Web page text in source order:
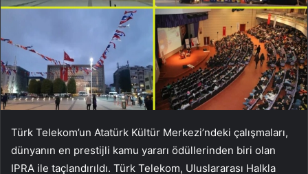
Türk Telekom’un Atatürk Kültür Merkezi’ndeki çalışmaları,
dünyanın en prestijli kamu yararı ödüllerinden biri olan
IPRA ile taçlandırıldı. Türk Telekom, Uluslararası Halkla